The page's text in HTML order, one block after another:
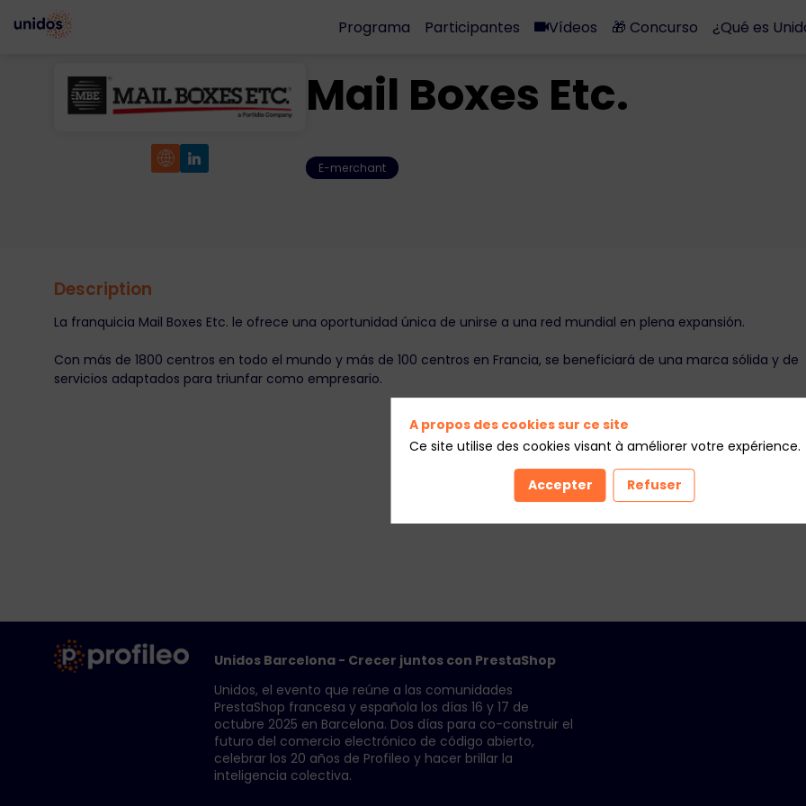
Programa Participantes Vídeos 🎁 Concurso ¿Qué es
Mail Boxes Etc.
E-merchant
Description
La franquicia Mail Boxes Etc. le ofrece una oportunidad única de unirse a una red mundial en plena expansión.
Con más de 1800 centros en todo el mundo y más de 100 centros en Francia, se beneficiará de una marca sólida y de
servicios adaptados para triunfar como empresario.
Unidos Barcelona - Crecer juntos con PrestaShop
Unidos, el evento que reúne a las comunidades
PrestaShop francesa y española los días 16 y 17 de
octubre 2025 en Barcelona. Dos días para co-construir el
futuro del comercio electrónico de código abierto,
celebrar los 20 años de Profileo y hacer brillar la
inteligencia colectiva.
A propos des cookies sur ce site
Ce site utilise des cookies visant à améliorer votre expérience.
Accepter Refuser